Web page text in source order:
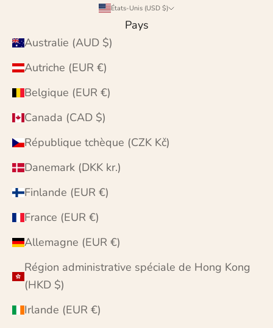
États-Unis (USD $)
Pays
Australie (AUD $)
Autriche (EUR €)
Belgique (EUR €)
Canada (CAD $)
République tchèque (CZK Kč)
Danemark (DKK kr.)
Finlande (EUR €)
France (EUR €)
Allemagne (EUR €)
Région administrative spéciale de Hong Kong
(HKD $)
Irlande (EUR €)